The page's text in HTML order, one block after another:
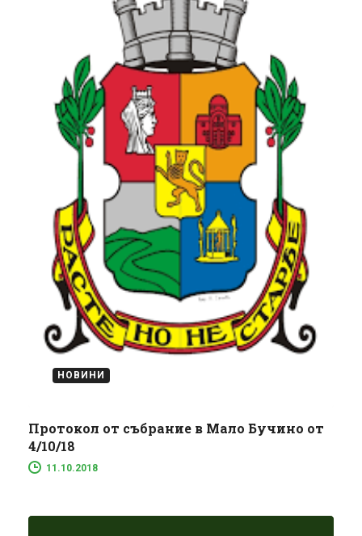
НОВИНИ
Протокол от събрание в Мало Бучино от
4/10/18
11.10.2018